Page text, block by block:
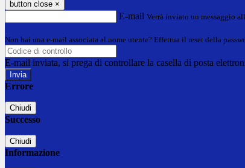
button close ×
E-mail Verrà inviato un messaggio
Non hai una e-mail associata al nome utente? Effettua il reset della
E-mail inviata, si prega di controllare la casella di posta
Errore
Chiudi
Successo
Chiudi
Informazione